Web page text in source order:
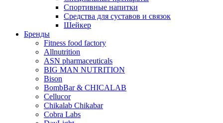
Спортивные напитки
Средства для суставов и связок
Шейкер
Бренды
Fitness food factory
Allnutrition
ASN pharmaceuticals
BIG MAN NUTRITION
Bison
BombBar & CHICALAB
Cellucor
Chikalab Chikabar
Cobra Labs